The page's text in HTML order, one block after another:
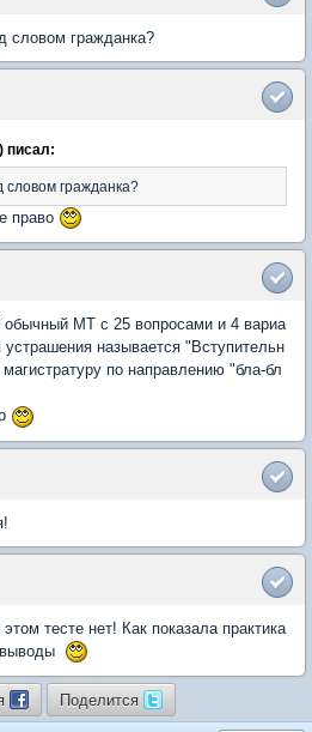
словом гражданка?
писал:
гражданка?
право
обычный МТ с 25 вопросами и 4 вариа
называется "Вступительн
по направлению "бла-бл
тесте нет! Как показала практика
Поделится